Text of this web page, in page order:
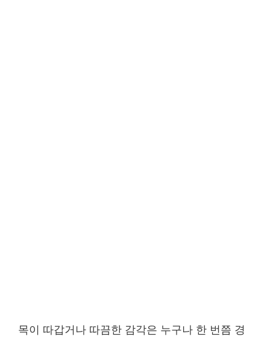
목이 따갑거나 따끔한 감각은 누구나 한 번쯤 경